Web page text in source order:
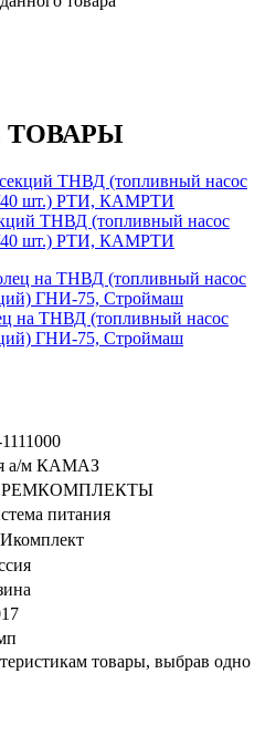
ТНВД (топливный насос
40 шт.) РТИ, КАМРТИ
на ТНВД (топливный насос
ГНИ-75, Строймаш
а/м КАМАЗ
питания
товары, выбрав одно